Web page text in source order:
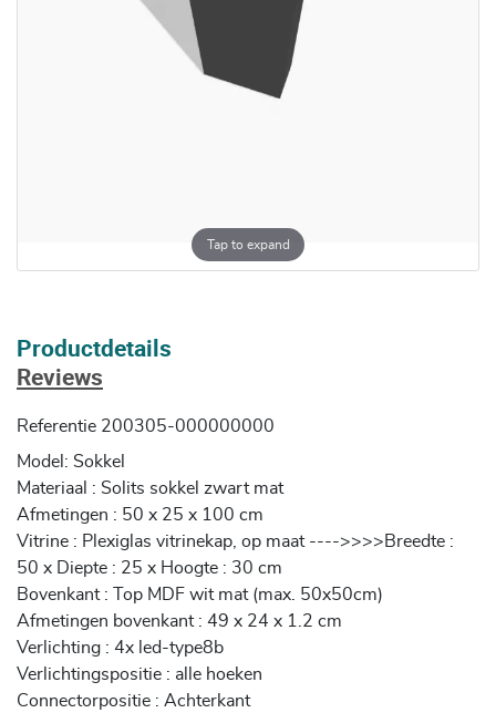
Tap to expand
Productdetails
Reviews
Referentie 200305-000000000
Model: Sokkel
Materiaal : Solits sokkel zwart mat
Afmetingen : 50 x 25 x 100 cm
Vitrine : Plexiglas vitrinekap, op maat ---->>>>Breedte :
50 x Diepte : 25 x Hoogte : 30 cm
Bovenkant : Top MDF wit mat (max. 50x50cm)
Afmetingen bovenkant : 49 x 24 x 1.2 cm
Verlichting : 4x led-type8b
Verlichtingspositie : alle hoeken
Connectorpositie : Achterkant